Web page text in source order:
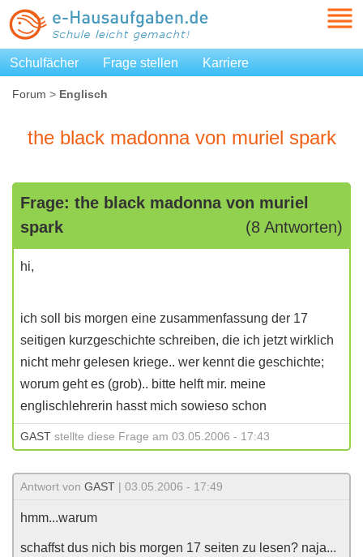
Schulfächer Frage stellen Karriere
Forum > Englisch
the black madonna von muriel spark
Frage: the black madonna von muriel
spark
(8 Antworten)
hi,
ich soll bis morgen eine zusammenfassung der 17
seitigen kurzgeschichte schreiben, die ich jetzt wirklich
nicht mehr gelesen kriege.. wer kennt die geschichte;
worum geht es (grob).. bitte helft mir. meine
englischlehrerin hasst mich sowieso schon
GAST stellte diese Frage am 03.05.2006 - 17:43
Antwort von GAST | 03.05.2006 - 17:49
hmm...warum
schaffst dus nich bis morgen 17 seiten zu lesen? naja...